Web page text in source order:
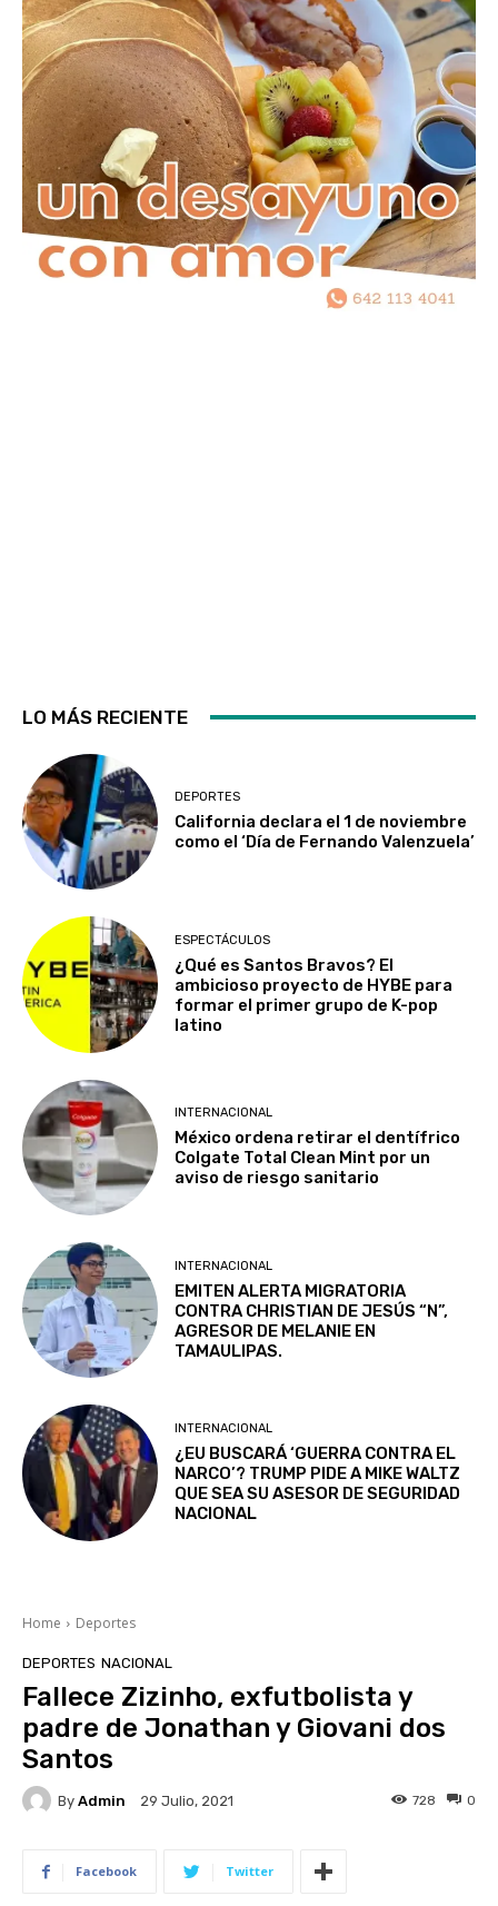
LO MÁS RECIENTE
DEPORTES
California declara el 1 de noviembre
como el ‘Día de Fernando Valenzuela’
ESPECTÁCULOS
¿Qué es Santos Bravos? El
ambicioso proyecto de HYBE para
formar el primer grupo de K-pop
latino
INTERNACIONAL
México ordena retirar el dentífrico
Colgate Total Clean Mint por un
aviso de riesgo sanitario
INTERNACIONAL
EMITEN ALERTA MIGRATORIA
CONTRA CHRISTIAN DE JESÚS “N”,
AGRESOR DE MELANIE EN
TAMAULIPAS.
INTERNACIONAL
¿EU BUSCARÁ ‘GUERRA CONTRA EL
NARCO’? TRUMP PIDE A MIKE WALTZ
QUE SEA SU ASESOR DE SEGURIDAD
NACIONAL